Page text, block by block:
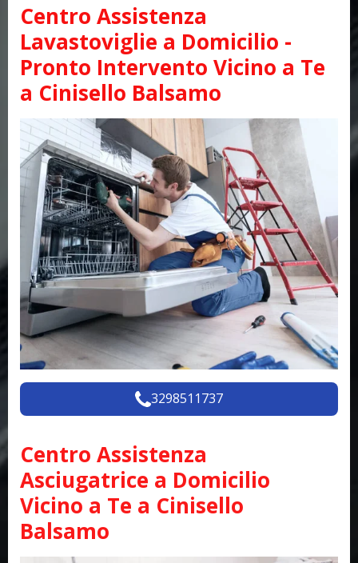
Centro Assistenza
Lavastoviglie a Domicilio -
Pronto Intervento Vicino a Te
a Cinisello Balsamo
3298511737
Centro Assistenza
Asciugatrice a Domicilio
Vicino a Te a Cinisello
Balsamo